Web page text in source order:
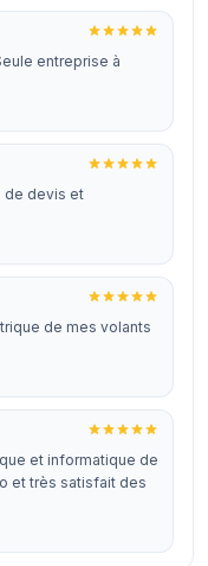
entreprise à
de devis et
de mes volants
et informatique de
et très satisfait des